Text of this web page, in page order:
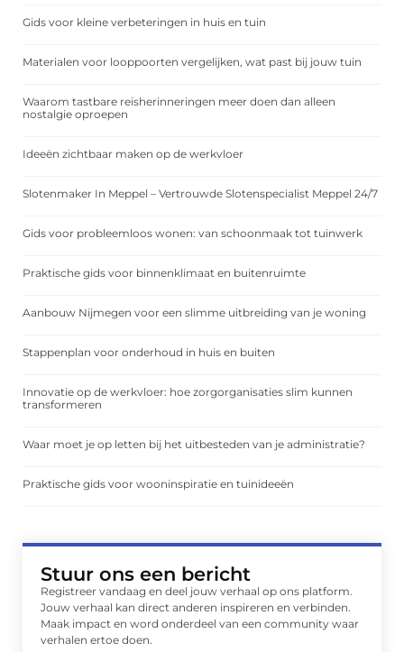
Gids voor kleine verbeteringen in huis en tuin
Materialen voor looppoorten vergelijken, wat past bij jouw tuin
Waarom tastbare reisherinneringen meer doen dan alleen
nostalgie oproepen
Ideeën zichtbaar maken op de werkvloer
Slotenmaker In Meppel – Vertrouwde Slotenspecialist Meppel 24/7
Gids voor probleemloos wonen: van schoonmaak tot tuinwerk
Praktische gids voor binnenklimaat en buitenruimte
Aanbouw Nijmegen voor een slimme uitbreiding van je woning
Stappenplan voor onderhoud in huis en buiten
Innovatie op de werkvloer: hoe zorgorganisaties slim kunnen
transformeren
Waar moet je op letten bij het uitbesteden van je administratie?
Praktische gids voor wooninspiratie en tuinideeën
Stuur ons een bericht
Registreer vandaag en deel jouw verhaal op ons platform.
Jouw verhaal kan direct anderen inspireren en verbinden.
Maak impact en word onderdeel van een community waar
verhalen ertoe doen.